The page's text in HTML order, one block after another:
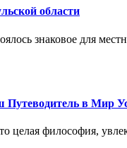
области
знаковое для
в Мир
целая философия,